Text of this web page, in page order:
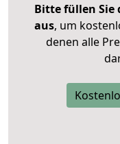
Bitte füllen Sie
aus, um
denen alle